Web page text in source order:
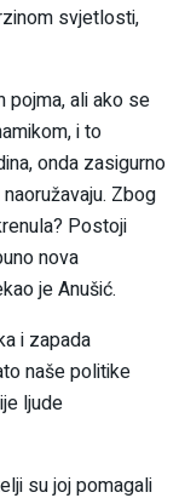
svjetlosti,
pojma, ali ako se
i to
onda zasigurno
Zbog
Postoji
nova
je Anušić.
i zapada
naše politike
ljude
su joj pomagali